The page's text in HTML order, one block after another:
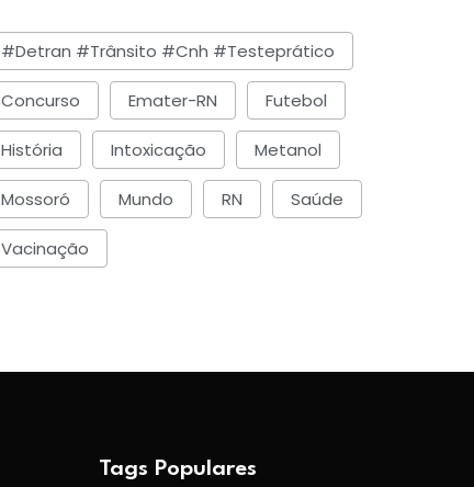
#detran #trânsito #cnh #testeprático
Concurso Emater-RN Futebol
História Intoxicação Metanol
Mossoró Mundo RN Saúde
Vacinação
Tags Populares